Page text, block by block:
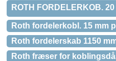
ROTH FORDELERKOB. 20
Roth fordelerkobl. 15 mm
Roth fordelerskab 1150
Roth fræser for